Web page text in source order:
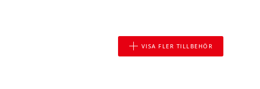
VISA FLER TILLBEHÖR